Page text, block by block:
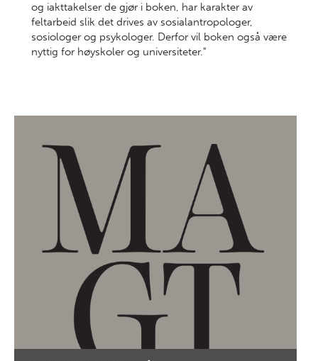
og iakttakelser de gjør i boken, har karakter av
feltarbeid slik det drives av sosialantropologer,
sosiologer og psykologer. Derfor vil boken også være
nyttig for høyskoler og universiteter."